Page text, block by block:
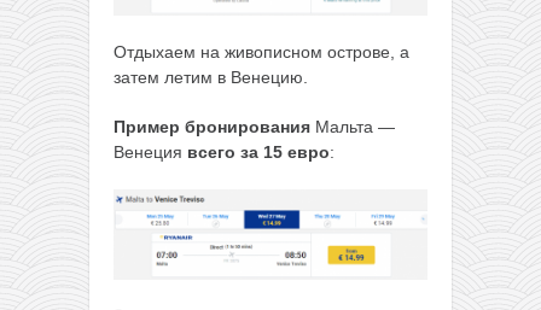
Отдыхаем на живописном острове, а
затем летим в Венецию.
Пример бронирования Мальта —
Венеция всего за 15 евро: